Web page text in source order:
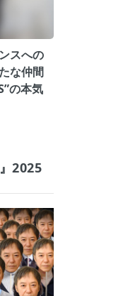
スへの
な仲間
の本気
2025